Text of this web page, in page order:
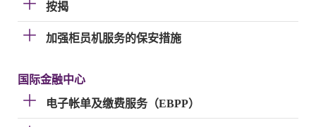
按揭
加强柜员机服务的保安措施
国际金融中心
电子帐单及缴费服务（EBPP）